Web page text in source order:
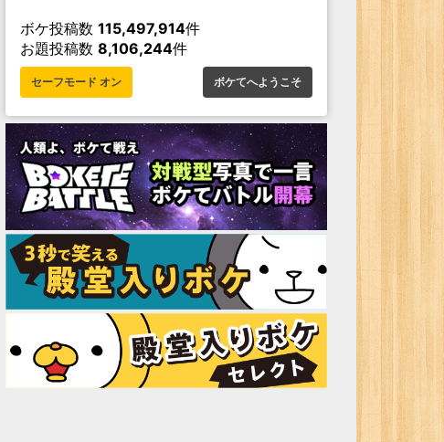
ボケ投稿数 115,497,914件
お題投稿数 8,106,244件
セーフモード オン ボケてへようこそ